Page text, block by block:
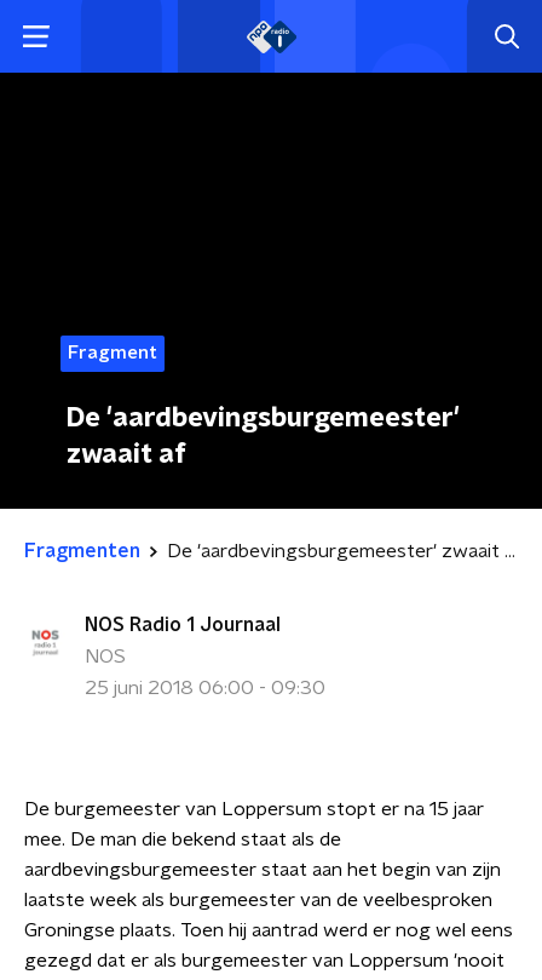
Fragment
De 'aardbevingsburgemeester'
zwaait af
Fragmenten De 'aardbevingsburgemeester' zwaait af
NOS Radio 1 Journaal
NOS
25 juni 2018 06:00 - 09:30
De burgemeester van Loppersum stopt er na 15 jaar
mee. De man die bekend staat als de
aardbevingsburgemeester staat aan het begin van zijn
laatste week als burgemeester van de veelbesproken
Groningse plaats. Toen hij aantrad werd er nog wel eens
gezegd dat er als burgemeester van Loppersum 'nooit